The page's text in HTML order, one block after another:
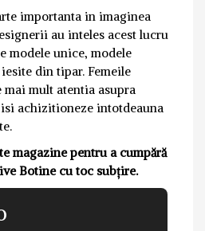
importanta in imaginea
au inteles acest lucru
modele unice, modele
din tipar. Femeile
mult atentia asupra
isi achizitioneze intotdeauna
magazine pentru a cumpără
Botine cu toc subțire.